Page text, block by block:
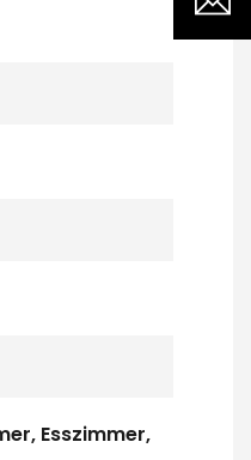
Esszimmer,